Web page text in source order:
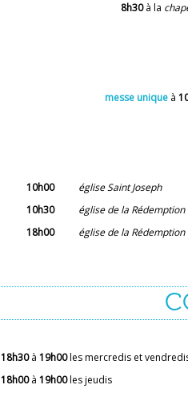
8h30à la
messe uniqueà
10h00
église Saint Joseph
10h30
église de la Rédemption
18h00
église de la Rédemption
18h30à 19h00les mercredis et
18h00à 19h00les